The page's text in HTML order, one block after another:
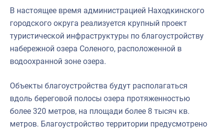
В настоящее время администрацией Находкинского
городского округа реализуется крупный проект
туристической инфраструктуры по благоустройству
набережной озера Соленого, расположенной в
водоохранной зоне озера.
Объекты благоустройства будут располагаться
вдоль береговой полосы озера протяженностью
более 320 метров, на площади более 8 тысяч кв.
метров. Благоустройство территории предусмотрено